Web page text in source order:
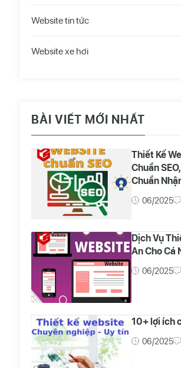
Website tin tức
Website xe hơi
BÀI VIẾT MỚI NHẤT
Thiết Kế
Chuẩn
Chuẩn
06/2025
Dịch Vụ
An Cho Cá
06/2025
10+ lợi ích
06/2025